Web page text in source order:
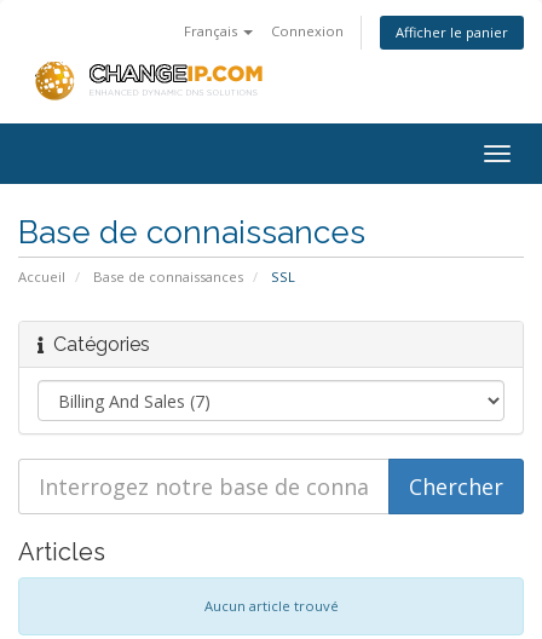
Français Connexion Afficher le panier
Base de connaissances
Accueil Base de connaissances SSL
Catégories
Articles
Aucun article trouvé